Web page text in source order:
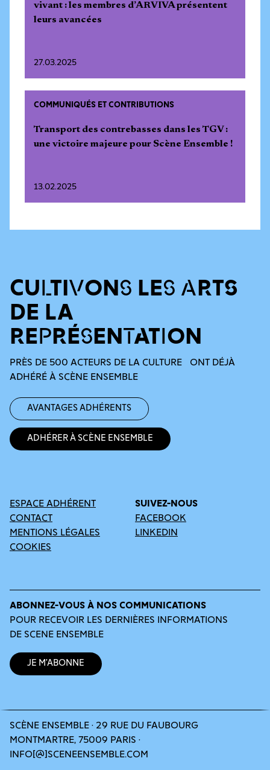
vivant : les membres d’ARVIVA présentent
leurs avancées
27.03.2025
COMMUNIQUÉS ET CONTRIBUTIONS
Transport des contrebasses dans les TGV :
une victoire majeure pour Scène Ensemble !
13.02.2025
CULTIVONS LES ARTS
DE LA
REPRÉSENTATION
PRÈS DE 500 ACTEURS DE LA CULTURE ONT DÉJÀ
ADHÉRÉ À SCÈNE ENSEMBLE
Avantages adhérents
Adhérer à Scène Ensemble
ESPACE ADHÉRENT
CONTACT
MENTIONS LÉGALES
COOKIES
SUIVEZ-NOUS
FACEBOOK
LINKEDIN
ABONNEZ-VOUS À NOS COMMUNICATIONS
POUR RECEVOIR LES DERNIÈRES INFORMATIONS
DE SCENE ENSEMBLE
Je m’abonne
SCÈNE ENSEMBLE · 29 RUE DU FAUBOURG
MONTMARTRE, 75009 PARIS ·
INFO[@]SCENEENSEMBLE.COM